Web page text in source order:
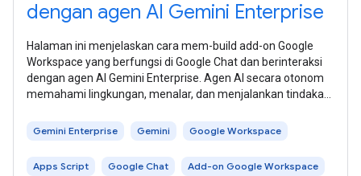
dengan agen AI Gemini Enterprise
Halaman ini menjelaskan cara mem-build add-on Google
Workspace yang berfungsi di Google Chat dan berinteraksi
dengan agen AI Gemini Enterprise. Agen AI secara otonom
memahami lingkungan, menalar, dan menjalankan tindakan
Gemini Enterprise Gemini Google Workspace
Apps Script Google Chat Add-on Google Workspace